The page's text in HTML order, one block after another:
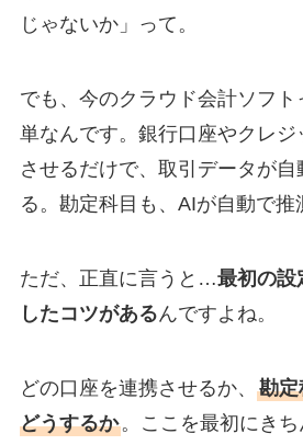
じゃないか」って。
でも、今のクラウド会計ソフ
単なんです。銀行口座やクレ
させるだけで、取引データが
る。勘定科目も、AIが自動で推
ただ、正直に言うと…最初の設
したコツがあるんですよね。
どの口座を連携させるか、 勘定
どうするか。ここを最初にきち